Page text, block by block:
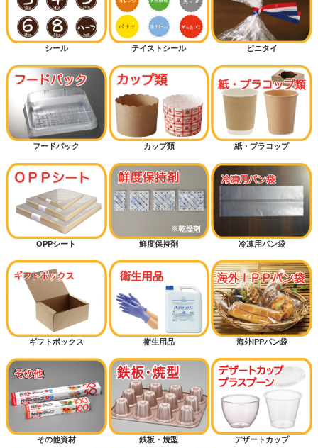
シール テイストシール ビニタイ
フードパック カップ類 紙・プラコップ
OPPシート 鮮度保持剤 冷凍用パン袋
ギフトボックス 衛生用品 海外IPPパン袋
その他資材 鉄板・焼型 デザートカップ